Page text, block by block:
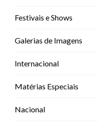
Festivais e Shows
Galerias de Imagens
Internacional
Matérias Especiais
Nacional